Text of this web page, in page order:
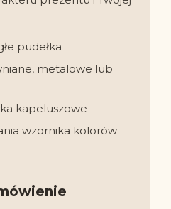
pudełka
metalowe lub
kapeluszowe
wzornika kolorów